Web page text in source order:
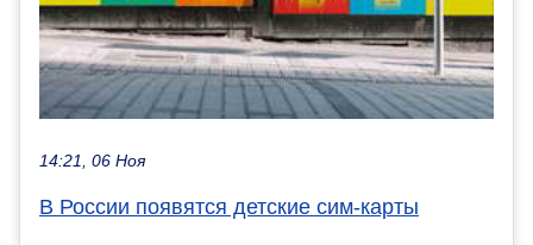
14:21, 06 Ноя
В России появятся детские сим-карты